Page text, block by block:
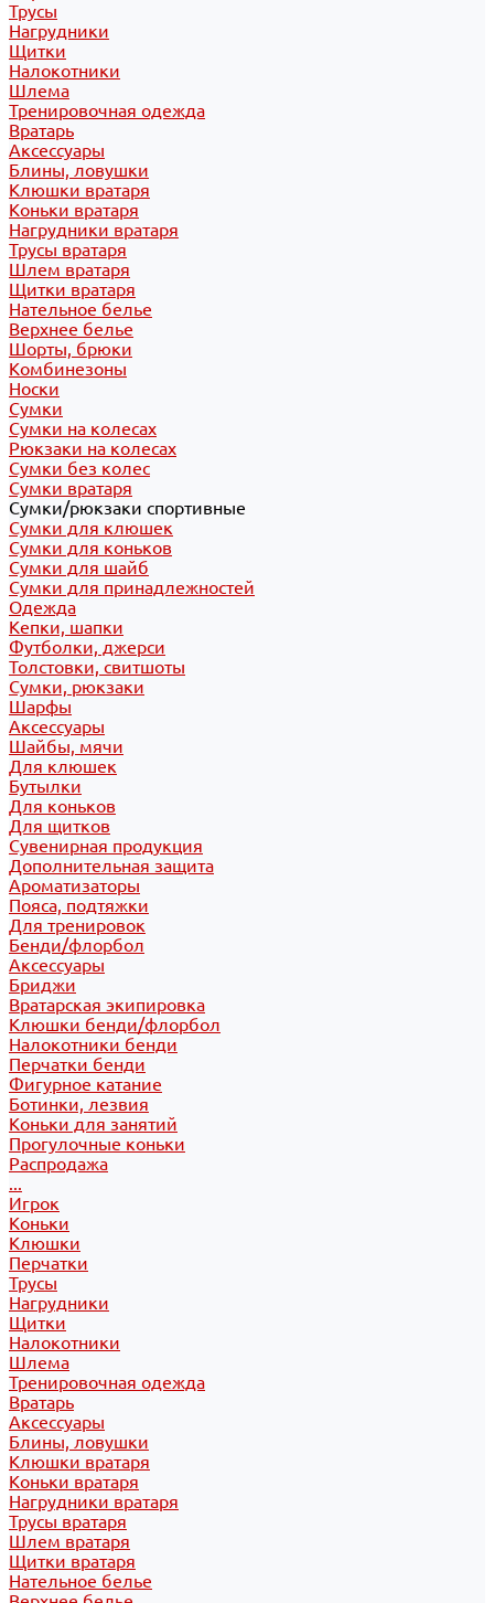
Трусы
Нагрудники
Щитки
Налокотники
Шлема
Тренировочная одежда
Вратарь
Аксессуары
Блины, ловушки
Клюшки вратаря
Коньки вратаря
Нагрудники вратаря
Трусы вратаря
Шлем вратаря
Щитки вратаря
Нательное белье
Верхнее белье
Шорты, брюки
Комбинезоны
Носки
Сумки
Сумки на колесах
Рюкзаки на колесах
Сумки без колес
Сумки вратаря
Сумки/рюкзаки спортивные
Сумки для клюшек
Сумки для коньков
Сумки для шайб
Сумки для принадлежностей
Одежда
Кепки, шапки
Футболки, джерси
Толстовки, свитшоты
Сумки, рюкзаки
Шарфы
Аксессуары
Шайбы, мячи
Для клюшек
Бутылки
Для коньков
Для щитков
Сувенирная продукция
Дополнительная защита
Ароматизаторы
Пояса, подтяжки
Для тренировок
Бенди/флорбол
Аксессуары
Бриджи
Вратарская экипировка
Клюшки бенди/флорбол
Налокотники бенди
Перчатки бенди
Фигурное катание
Ботинки, лезвия
Коньки для занятий
Прогулочные коньки
Распродажа
...
Игрок
Коньки
Клюшки
Перчатки
Трусы
Нагрудники
Щитки
Налокотники
Шлема
Тренировочная одежда
Вратарь
Аксессуары
Блины, ловушки
Клюшки вратаря
Коньки вратаря
Нагрудники вратаря
Трусы вратаря
Шлем вратаря
Щитки вратаря
Нательное белье